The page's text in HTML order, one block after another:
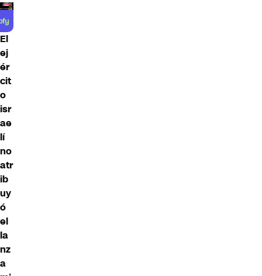
El
ej
ér
cit
o
isr
ae
lí
no
atr
ib
uy
ó
el
la
nz
a